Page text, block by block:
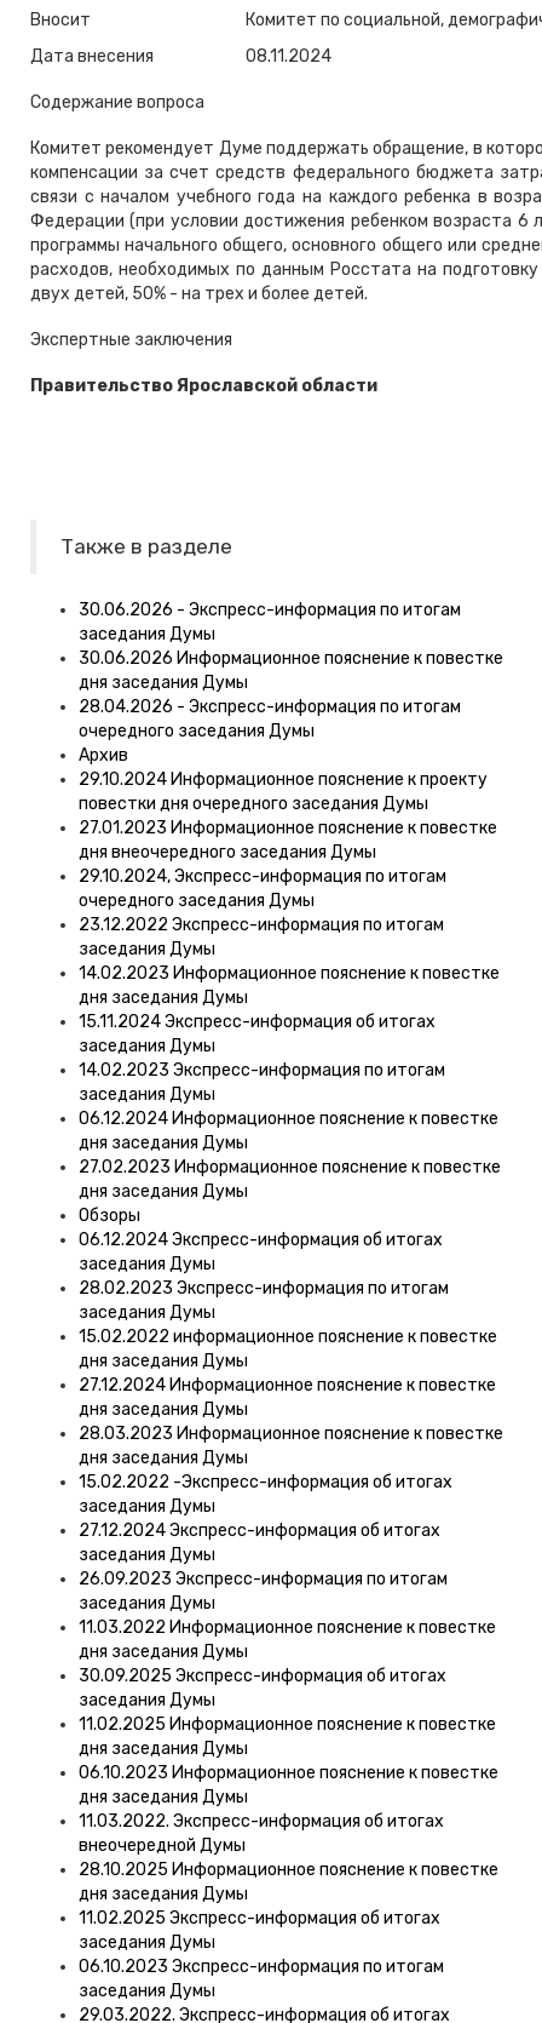
Вносит
Комитет по социальной,
Дата внесения
08.11.2024
Содержание вопроса
Комитет рекомендует Думе поддержать обращение, в
компенсации за счет средств федерального бюджета
связи с началом учебного года на каждого ребенка в
Федерации (при условии достижения ребенком возраста 6
программы начального общего, основного общего или
расходов, необходимых по данным Росстата на
двух детей, 50% - на трех и более детей.
Экспертные заключения
Правительство Ярославской области
Также в разделе
30.06.2026 - Экспресс-информация по итогам
заседания Думы
30.06.2026 Информационное пояснение к повестке
дня заседания Думы
28.04.2026 - Экспресс-информация по итогам
очередного заседания Думы
Архив
29.10.2024 Информационное пояснение к проекту
повестки дня очередного заседания Думы
27.01.2023 Информационное пояснение к повестке
дня внеочередного заседания Думы
29.10.2024, Экспресс-информация по итогам
очередного заседания Думы
23.12.2022 Экспресс-информация по итогам
заседания Думы
14.02.2023 Информационное пояснение к повестке
дня заседания Думы
15.11.2024 Экспресс-информация об итогах
заседания Думы
14.02.2023 Экспресс-информация по итогам
заседания Думы
06.12.2024 Информационное пояснение к повестке
дня заседания Думы
27.02.2023 Информационное пояснение к повестке
дня заседания Думы
Обзоры
06.12.2024 Экспресс-информация об итогах
заседания Думы
28.02.2023 Экспресс-информация по итогам
заседания Думы
15.02.2022 информационное пояснение к повестке
дня заседания Думы
27.12.2024 Информационное пояснение к повестке
дня заседания Думы
28.03.2023 Информационное пояснение к повестке
дня заседания Думы
15.02.2022 -Экспресс-информация об итогах
заседания Думы
27.12.2024 Экспресс-информация об итогах
заседания Думы
26.09.2023 Экспресс-информация по итогам
заседания Думы
11.03.2022 Информационное пояснение к повестке
дня заседания Думы
30.09.2025 Экспресс-информация об итогах
заседания Думы
11.02.2025 Информационное пояснение к повестке
дня заседания Думы
06.10.2023 Информационное пояснение к повестке
дня заседания Думы
11.03.2022. Экспресс-информация об итогах
внеочередной Думы
28.10.2025 Информационное пояснение к повестке
дня заседания Думы
11.02.2025 Экспресс-информация об итогах
заседания Думы
06.10.2023 Экспресс-информация по итогам
заседания Думы
29.03.2022. Экспресс-информация об итогах